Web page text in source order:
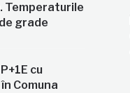
Temperaturile
grade
cu
Comuna